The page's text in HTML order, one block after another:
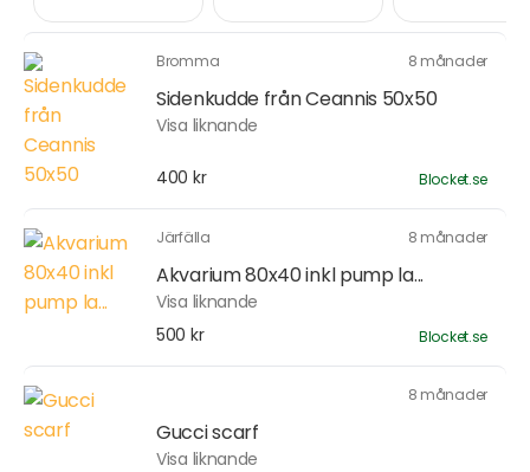
Bromma 8 månader
Sidenkudde från Ceannis 50x50
Visa liknande
400 kr Blocket.se
Järfälla 8 månader
Akvarium 80x40 inkl pump la...
Visa liknande
500 kr
Blocket.se
8 månader
Gucci scarf
Visa liknande